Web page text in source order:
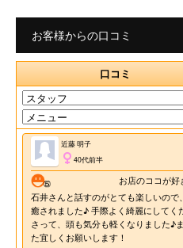
お客様からの口コミ